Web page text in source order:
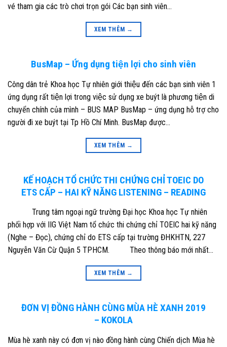
vé tham gia các trò chơi trọn gói Các bạn sinh viên…
XEM THÊM →
BusMap – Ứng dụng tiện lợi cho sinh viên
Công dân trẻ Khoa học Tự nhiên giới thiệu đến các bạn sinh viên 1
ứng dụng rất tiện lợi trong việc sử dụng xe buýt là phương tiện di
chuyển chính của mình – BUS MAP BusMap – ứng dụng hỗ trợ cho
người đi xe buýt tại Tp Hồ Chí Minh. BusMap được…
XEM THÊM →
KẾ HOẠCH TỔ CHỨC THI CHỨNG CHỈ TOEIC DO
ETS CẤP – HAI KỸ NĂNG LISTENING – READING
Trung tâm ngoại ngữ trường Đại học Khoa học Tự nhiên
phối hợp với IIG Việt Nam tổ chức thi chứng chỉ TOEIC hai kỹ năng
(Nghe – Đọc), chứng chỉ do ETS cấp tại trường ĐHKHTN, 227
Nguyễn Văn Cừ Quận 5 TPHCM. Theo thông báo mới nhất…
XEM THÊM →
ĐƠN VỊ ĐỒNG HÀNH CÙNG MÙA HÈ XANH 2019
– KOKOLA
Mùa hè xanh này có đơn vị nào đồng hành cùng Chiến dịch Mùa hè